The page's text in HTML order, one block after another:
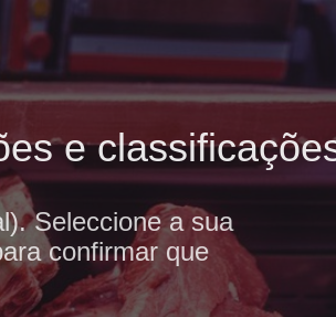
e
Seleccione a sua
confirmar que